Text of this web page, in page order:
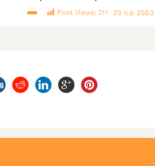
Post Views: 211 23 ก.ย. 2563